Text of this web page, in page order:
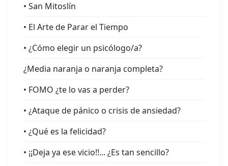
• San Mitoslín
• El Arte de Parar el Tiempo
• ¿Cómo elegir un psicólogo/a?
¿Media naranja o naranja completa?
• FOMO ¿te lo vas a perder?
• ¿Ataque de pánico o crisis de ansiedad?
• ¿Qué es la felicidad?
• ¡¡Deja ya ese vicio!!... ¿Es tan sencillo?